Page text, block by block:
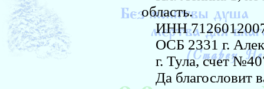
область.
ИНН
ОСБ 2331 г.
г. Тула, счет
Да благословит